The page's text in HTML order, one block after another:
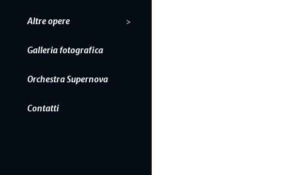
Altre opere
Galleria fotografica
Orchestra Supernova
Contatti